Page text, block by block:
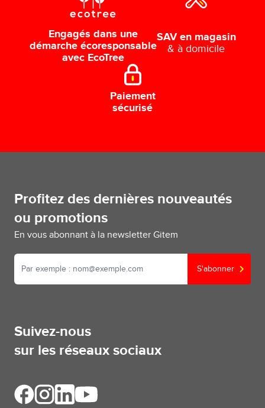
Engagés dans une
démarche écoresponsable
avec EcoTree
SAV en magasin
& à domicile
Paiement
sécurisé
Profitez des dernières nouveautés
ou promotions
En vous abonnant à la newsletter Gitem
S'abonner
Suivez-nous
sur les réseaux sociaux